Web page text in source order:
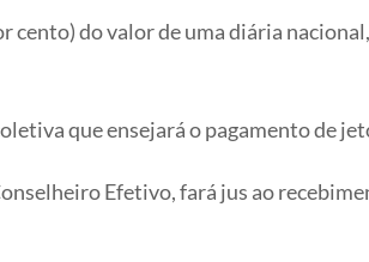
cento) do valor de uma diária
que ensejará o pagamento de
Efetivo, fará jus ao